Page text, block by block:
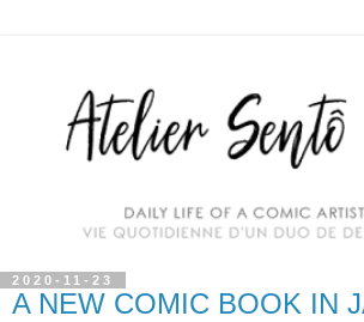
2020-11-23
A NEW COMIC BOOK IN